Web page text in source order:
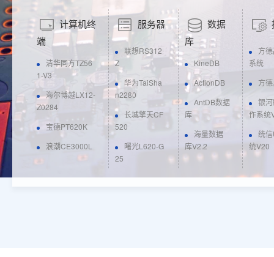
计算机终
端
清华同方TZ56
1-V3
海尔博越LX12-
Z0284
宝德PT620K
浪潮CE3000L
服务器
联想RS312
Z
华为TaiSha
n2280
长城擎天CF
520
曙光L620-G
25
数据
库
KineDB
ActionDB
AntDB数据
库
海量数据
库V2.2
方
系统
方
银
作系统
统
统V20